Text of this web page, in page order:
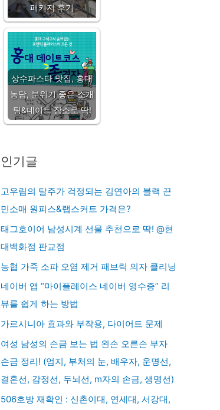
패키지 후기
상수파스타 맛집, 홍대
농담, 분위기 좋은 소개
팅&데이트 장소로 딱!
인기글
고우림의 탈주가 걱정되는 김연아의 블랙 끈
민소매 원피스&랩스커트 가격은?
태그호이어 남성시계 선물 추천으로 딱! @현
대백화점 판교점
농협 가죽 소파 오염 제거 패브릭 의자 클리닝
네이버 앱 “마이플레이스 네이버 영수증” 리
뷰를 쉽게 하는 방법
가르시니아 효과와 부작용, 다이어트 문제
여성 남성의 손금 보는 법 왼손 오른손 부자
손금 정리! (엄지, 부처의 눈, 배우자, 운명선,
결혼선, 감정선, 두뇌선, m자의 손금, 생명선)
506호방 재확인 : 신촌이대, 연세대, 서강대,